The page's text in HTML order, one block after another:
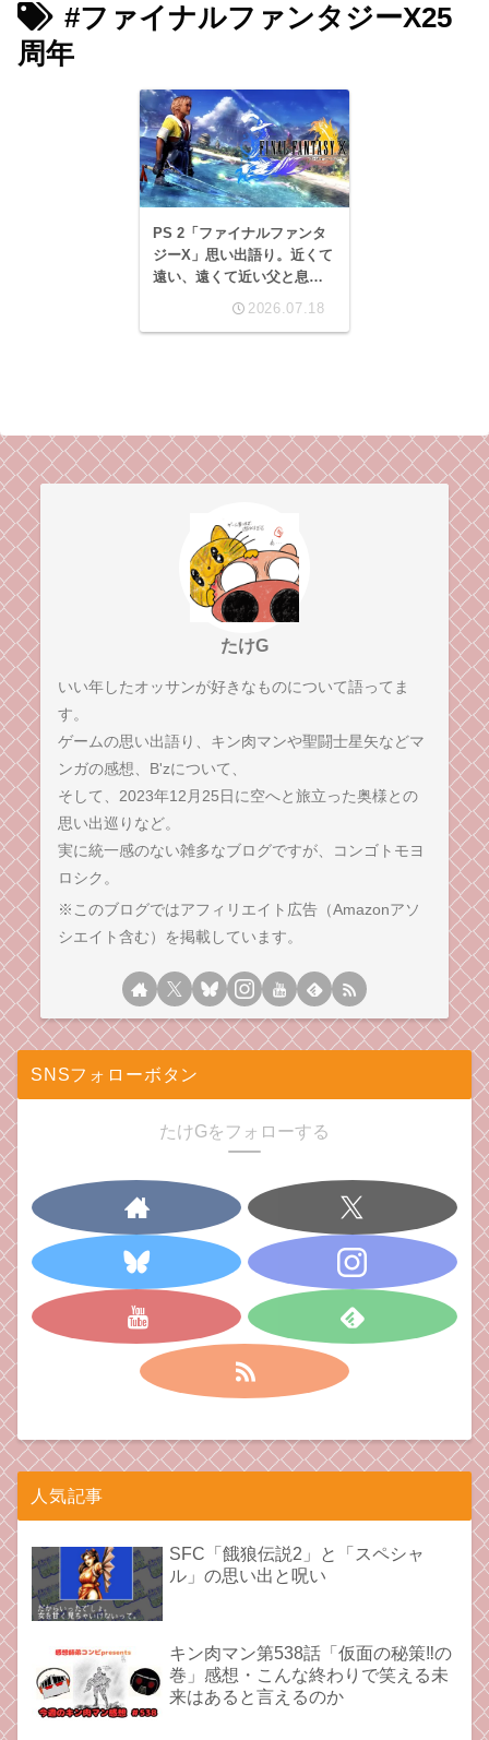
#ファイナルファンタジーX25
周年
PS 2「ファイナルファンタ
ジーX」思い出語り。近くて
遠い、遠くて近い父と息子
2026.07.18
たけG
いい年したオッサンが好きなものについて語ってま
す。
ゲームの思い出語り、キン肉マンや聖闘士星矢などマ
ンガの感想、B'zについて、
そして、2023年12月25日に空へと旅立った奥様との
思い出巡りなど。
実に統一感のない雑多なブログですが、コンゴトモヨ
ロシク。
※このブログではアフィリエイト広告（Amazonアソ
シエイト含む）を掲載しています。
SNSフォローボタン
たけGをフォローする
人気記事
SFC「餓狼伝説2」と「スペシャ
ル」の思い出と呪い
キン肉マン第538話「仮面の秘策‼︎の
巻」感想・こんな終わりで笑える未
来はあると言えるのか